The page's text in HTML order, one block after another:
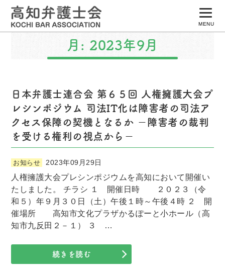
月: 2023年9月
日本弁護士連合会 第６５回 人権擁護大会プ
レシンポジウム 司法IT化は障害者の司法ア
クセス保障の契機となるか －障害者の裁判
を受ける権利の視点から－
お知らせ 2023年09月29日
人権擁護大会プレシンポジウムを高知において開催い
たしました。 チラシ １ 開催日時 ２０２３（令
和５）年９月３０日（土）午後１時～午後４時 ２ 開
催場所 高知市文化プラザかるぽーと小ホール（高
知市九反田２－１） ３ …
続きを読む
MENU
弁護士の仕事
相談の流れ
所属弁護士検索